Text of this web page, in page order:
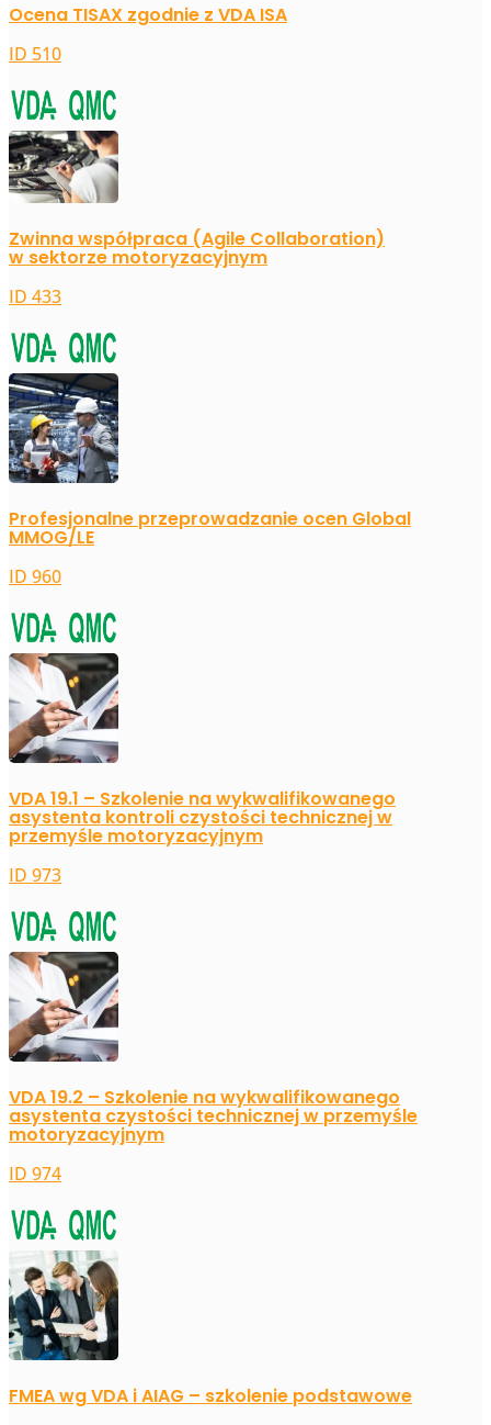
Ocena TISAX zgodnie z VDA ISA
ID 510
Zwinna współpraca (Agile Collaboration)
w sektorze motoryzacyjnym
ID 433
Profesjonalne przeprowadzanie ocen Global
MMOG/LE
ID 960
VDA 19.1 – Szkolenie na wykwalifikowanego
asystenta kontroli czystości technicznej w
przemyśle motoryzacyjnym
ID 973
VDA 19.2 – Szkolenie na wykwalifikowanego
asystenta czystości technicznej w przemyśle
motoryzacyjnym
ID 974
FMEA wg VDA i AIAG – szkolenie podstawowe